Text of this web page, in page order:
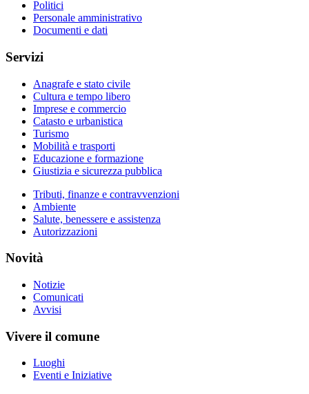
Politici
Personale amministrativo
Documenti e dati
Servizi
Anagrafe e stato civile
Cultura e tempo libero
Imprese e commercio
Catasto e urbanistica
Turismo
Mobilità e trasporti
Educazione e formazione
Giustizia e sicurezza pubblica
Tributi, finanze e contravvenzioni
Ambiente
Salute, benessere e assistenza
Autorizzazioni
Novità
Notizie
Comunicati
Avvisi
Vivere il comune
Luoghi
Eventi e Iniziative